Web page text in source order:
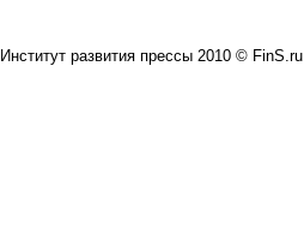
Институт развития прессы 2010 © FinS.ru